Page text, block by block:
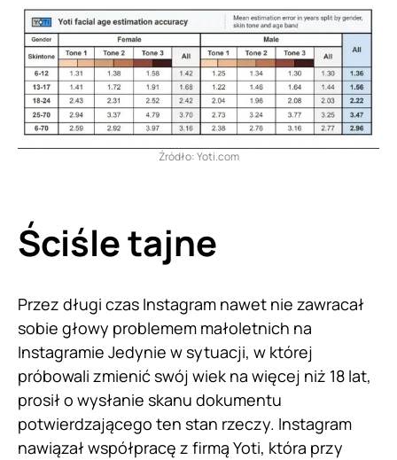
Źródło: Yoti.com
Ściśle tajne
Przez długi czas Instagram nawet nie zawracał
sobie głowy problemem małoletnich na
Instagramie Jedynie w sytuacji, w której
próbowali zmienić swój wiek na więcej niż 18 lat,
prosił o wysłanie skanu dokumentu
potwierdzającego ten stan rzeczy. Instagram
nawiązał współpracę z firmą Yoti, która przy